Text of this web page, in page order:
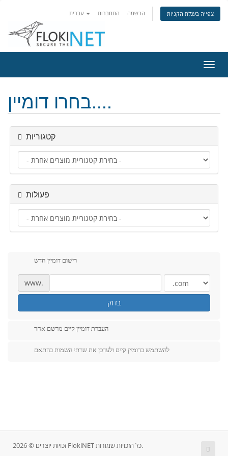
התחברות הרשמה צפייה בעגלת הקניות
ניווט
בחרו דומיין....
קטגוריות
פעולות
רישום דומיין חדש
www.
בדוק
העברת דומיין קיים מרשם אחר
להשתמש בדומיין קיים ולעדכן את שרתי השמות בהתאם
זכויות יוצרים © 2026 FlokiNET כל הזכויות שמורות.